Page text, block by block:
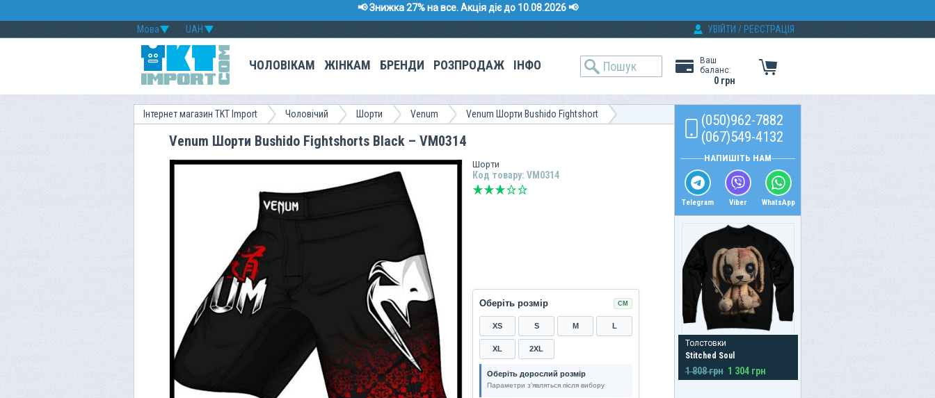
📢 Знижка 27% на все. Акція діє до 10.08.2026 📢
UAH
Мова УВІЙТИ / РЕЄСТРАЦІЯ
Ваш
баланс:
0 грн
ЧОЛОВІКАМ ЖІНКАМ БРЕНДИ РОЗПРОДАЖ ІНФО
Інтернет магазин TKT Import Чоловічий Шорти Venum Venum Шорти Bushido Fightshort
Venum Шорти Bushido Fightshorts Black – VM0314
Шорти
Код товару: VM0314
Оберіть розмір СМ
XS S M L
XL 2XL
Оберіть дорослий розмір
Параметри з’являться після вибору
(050)962-7882
(067)549-4132
НАПИШІТЬ НАМ
Telegram Viber WhatsApp
Толстовки
Stitched Soul
1 808 грн 1 304 грн